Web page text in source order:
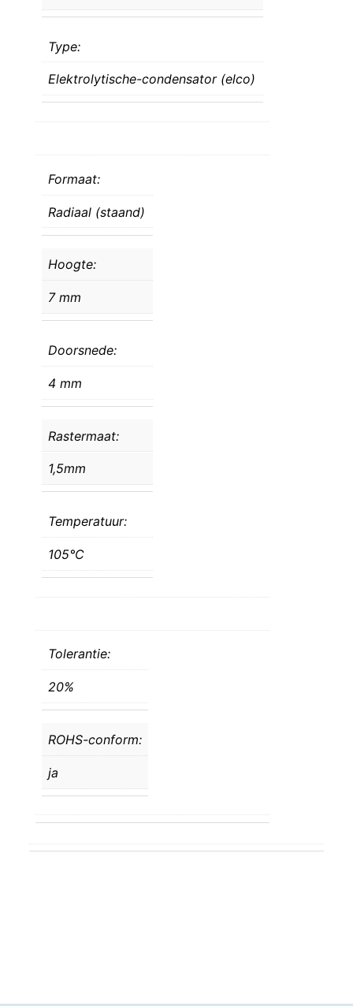
Type:
Elektrolytische-condensator (elco)
Formaat:
Radiaal (staand)
Hoogte:
7 mm
Doorsnede:
4 mm
Rastermaat:
1,5mm
Temperatuur:
105°C
Tolerantie:
20%
ROHS-conform:
ja